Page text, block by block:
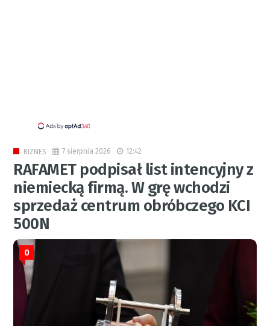
BIZNES 7 sierpnia 2026 12:42
RAFAMET podpisał list intencyjny z
niemiecką firmą. W grę wchodzi
sprzedaż centrum obróbczego KCI
500N
0